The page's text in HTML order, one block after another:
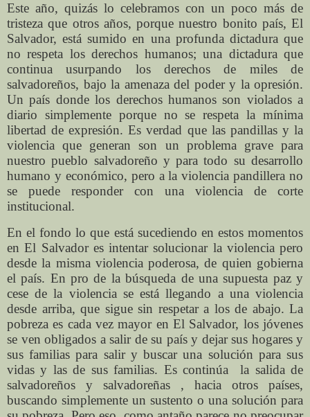
Este año, quizás lo celebramos con un poco más de
tristeza que otros años, porque nuestro bonito país, El
Salvador, está sumido en una profunda dictadura que
no respeta los derechos humanos; una dictadura que
continua usurpando los derechos de miles de
salvadoreños, bajo la amenaza del poder y la opresión.
Un país donde los derechos humanos son violados a
diario simplemente porque no se respeta la mínima
libertad de expresión. Es verdad que las pandillas y la
violencia que generan son un problema grave para
nuestro pueblo salvadoreño y para todo su desarrollo
humano y económico, pero a la violencia pandillera no
se puede responder con una violencia de corte
institucional.
En el fondo lo que está sucediendo en estos momentos
en El Salvador es intentar solucionar la violencia pero
desde la misma violencia poderosa, de quien gobierna
el país. En pro de la búsqueda de una supuesta paz y
cese de la violencia se está llegando a una violencia
desde arriba, que sigue sin respetar a los de abajo. La
pobreza es cada vez mayor en El Salvador, los jóvenes
se ven obligados a salir de su país y dejar sus hogares y
sus familias para salir y buscar una solución para sus
vidas y las de sus familias. Es continúa la salida de
salvadoreños y salvadoreñas , hacia otros países,
buscando simplemente un sustento o una solución para